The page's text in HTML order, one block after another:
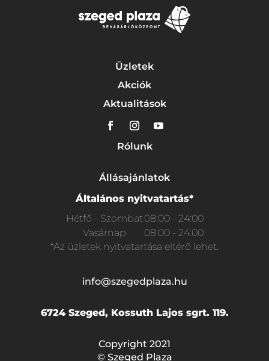
Üzletek
Akciók
Aktualitások
Rólunk
Állásajánlatok
Általános nyitvatartás*
Hétfő - Szombat 08:00 - 24:00
Vasárnap
08:00 - 24:00
*Az üzletek nyitvatartása eltérő lehet.
info@szegedplaza.hu
6724 Szeged, Kossuth Lajos sgrt. 119.
Copyright 2021
© Szeged Plaza